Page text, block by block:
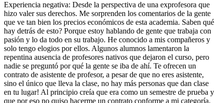
Experiencia negativa: Desde la perspectiva de una exprofesora que
hizo valer sus derechos. Me sorprenden los comentarios de la gente
que ve tan bien los precios económicos de esta academia. Saben qué
hay detrás de esto? Porque estoy hablando de gente que trabaja con
pasión y lo da todo en su trabajo. He conocido a mis compañeros y
solo tengo elogios por ellos. Algunos alumnos lamentaron la
repentina ausencia de profesores nativos que dejaron el curso, pero
nadie se preguntó por qué la gente se iba de ahí. Te ofrecen un
contrato de asistente de profesor, a pesar de que no eres asistente,
sino el único que lleva la clase, no hay más personas que dan clase
en tu lugar! Al principio creía que era como un semestre de prueba y
que por eso no quiso hacerme un contrato conforme a mi categoría,